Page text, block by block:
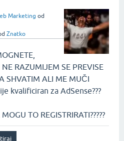
Marketing od
Znatko
RAZUMIJEM SE PREVISE
SHVATIM ALI ME MUČI
kvalificiran za AdSense???
TO REGISTRIRATI?????